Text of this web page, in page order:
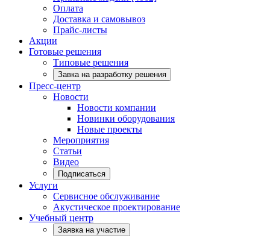
Оплата
Доставка и самовывоз
Прайс-листы
Акции
Готовые решения
Типовые решения
Завка на разработку решения
Пресс-центр
Новости
Новости компании
Новинки оборудования
Новые проекты
Мероприятия
Статьи
Видео
Подписаться
Услуги
Сервисное обслуживание
Акустическое проектирование
Учебный центр
Заявка на участие